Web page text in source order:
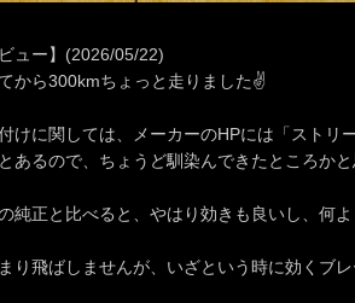
ビュー】(2026/05/22)
から300kmちょっと走りました✌️
けに関しては、メーカーのHPには「ストリ
あるので、ちょうど馴染んできたところか
純正と比べると、やはり効きも良いし、何
り飛ばしませんが、いざという時に効くブ